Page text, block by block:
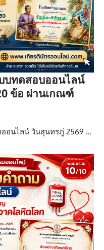
บทดสอบออนไลน์
ข้อ ผ่านเกณฑ์
อนไลน์ วันสุนทรภู่ 2569 …